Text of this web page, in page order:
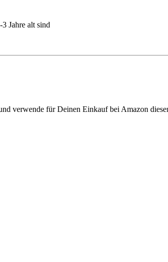
Jahre alt sind
verwende für Deinen Einkauf bei Amazon